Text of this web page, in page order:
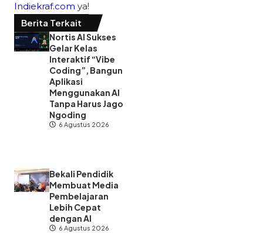
Indiekraf.com ya!
Berita Terkait
Nortis AI Sukses
Gelar Kelas
Interaktif “Vibe
Coding”, Bangun
Aplikasi
Menggunakan AI
Tanpa Harus Jago
Ngoding
6 Agustus 2026
Bekali Pendidik
Membuat Media
Pembelajaran
Lebih Cepat
dengan AI
6 Agustus 2026